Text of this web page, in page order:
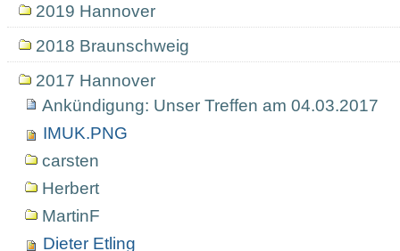
2019 Hannover
2018 Braunschweig
2017 Hannover
Ankündigung: Unser Treffen am 04.03.2017
IMUK.PNG
carsten
Herbert
MartinF
Dieter Etling